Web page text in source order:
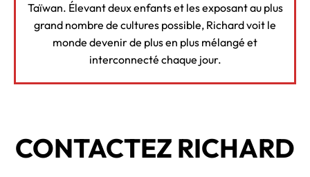
Taïwan. Élevant deux enfants et les exposant au plus
grand nombre de cultures possible, Richard voit le
monde devenir de plus en plus mélangé et
interconnecté chaque jour.
CONTACTEZ RICHARD